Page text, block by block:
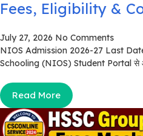
Fees, Eligibility &
July 27, 2026 No Comments
NIOS Admission 2026-27 Last
Schooling (NIOS) Student Portal से
Read More